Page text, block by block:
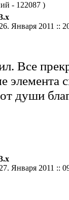
- 122087 )
26. Января 2011 ::
Все
элемента
души
27. Января 2011 ::